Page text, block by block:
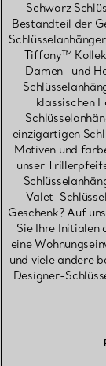
Schwarz
Bestandteil der
Tiffany™
Damen- und
klassischen
einzigartigen
Motiven und
unser
Valet-
Geschenk? Auf
Sie Ihre Initialen
eine
und viele andere
Designer-